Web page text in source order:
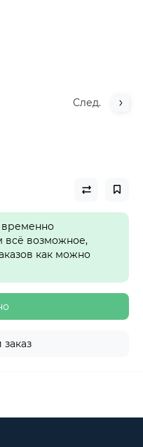
След.
временно
всё возможное,
как можно